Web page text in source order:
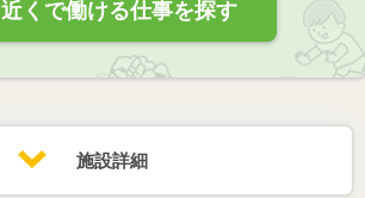
近くで働ける仕事を探す
施設詳細